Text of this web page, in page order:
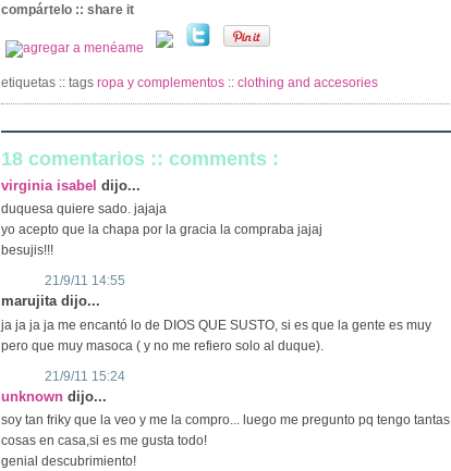
compártelo :: share it
etiquetas :: tags ropa y complementos :: clothing and accesories
18 comentarios :: comments :
virginia isabel dijo...
duquesa quiere sado. jajaja
yo acepto que la chapa por la gracia la compraba jajaj
besujis!!!
21/9/11 14:55
marujita dijo...
ja ja ja ja me encantó lo de DIOS QUE SUSTO, si es que la gente es muy
pero que muy masoca ( y no me refiero solo al duque).
21/9/11 15:24
unknown dijo...
soy tan friky que la veo y me la compro... luego me pregunto pq tengo tantas
cosas en casa,si es me gusta todo!
genial descubrimiento!